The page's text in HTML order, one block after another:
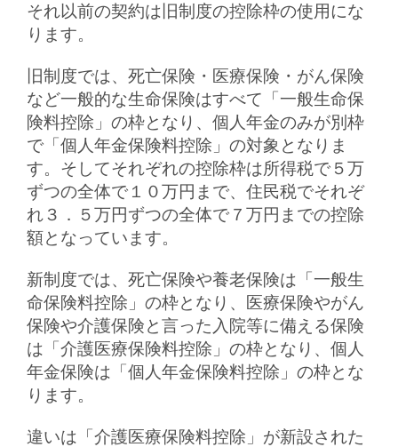
それ以前の契約は旧制度の控除枠の使用にな
ります。
旧制度では、死亡保険・医療保険・がん保険
など一般的な生命保険はすべて「一般生命保
険料控除」の枠となり、個人年金のみが別枠
で「個人年金保険料控除」の対象となりま
す。そしてそれぞれの控除枠は所得税で５万
ずつの全体で１０万円まで、住民税でそれぞ
れ３．５万円ずつの全体で７万円までの控除
額となっています。
新制度では、死亡保険や養老保険は「一般生
命保険料控除」の枠となり、医療保険やがん
保険や介護保険と言った入院等に備える保険
は「介護医療保険料控除」の枠となり、個人
年金保険は「個人年金保険料控除」の枠とな
ります。
違いは「介護医療保険料控除」が新設された